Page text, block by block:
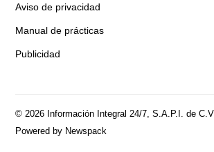
Aviso de privacidad
Manual de prácticas
Publicidad
© 2026 Información Integral 24/7, S.A.P.I. de C.V
Powered by Newspack